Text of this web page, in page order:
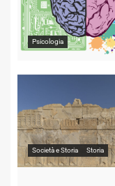
Psicologia
Società e Storia Storia